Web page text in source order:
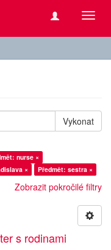
Vykonat
nurse ×
× Předmět: sestra ×
Zobrazit pokročilé filtry
s rodinami